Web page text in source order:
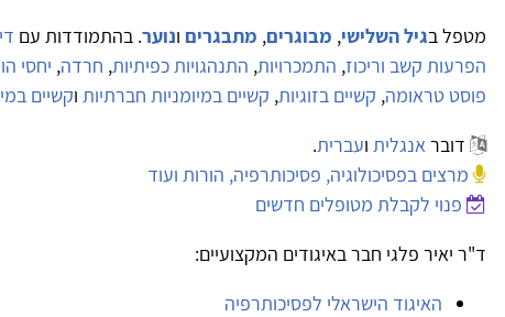
מטפל בגיל השלישי, מבוגרים, מתבגרים ונוער. בהתמודדות עם
הפרעות קשב וריכוז, התמכרויות, התנהגויות כפיתיות, חרדה, יחסי
פוסט טראומה, קשיים בזוגיות, קשיים במיומניות חברתיות וקשיים
דובראנגלית ועברית.
מרצים בפסיכולוגיה, פסיכותרפיה, הורות ועוד
פנוי לקבלת מטופלים חדשים
ד"ר יאיר פלגי חבר באיגודים המקצועיים:
האיגוד הישראלי לפסיכותרפיה